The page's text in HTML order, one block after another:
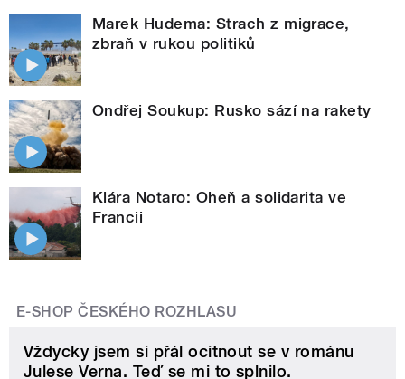
Marek Hudema: Strach z migrace,
zbraň v rukou politiků
Ondřej Soukup: Rusko sází na rakety
Klára Notaro: Oheň a solidarita ve
Francii
E-SHOP ČESKÉHO ROZHLASU
Vždycky jsem si přál ocitnout se v románu
Julese Verna. Teď se mi to splnilo.